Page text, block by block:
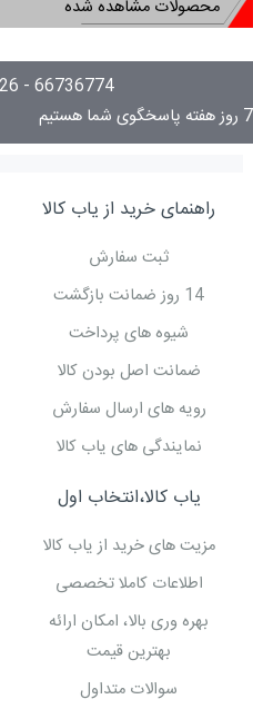
محصولات مشاهده شده
66736774 - 021-66736726 info@yabkala.com
7 روز هفته پاسخگوی شما هستیم
راهنمای خرید از یاب کالا
ثبت سفارش
14 روز ضمانت بازگشت
شیوه های پرداخت
ضمانت اصل بودن کالا
رویه های ارسال سفارش
نمایندگی های یاب کالا
یاب کالا،انتخاب اول
مزیت های خرید از یاب کالا
اطلاعات کاملا تخصصی
بهره وری بالا، امکان ارائه
بهترین قیمت
سوالات متداول